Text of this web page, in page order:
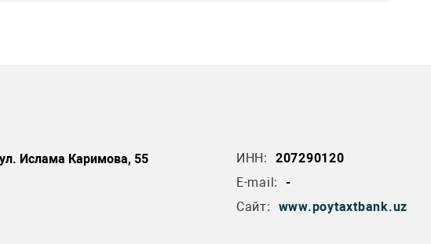
Ислама Каримова, 55
ИНН:
207290120
E-mail:
-
Сайт:
www.poytaxtbank.uz